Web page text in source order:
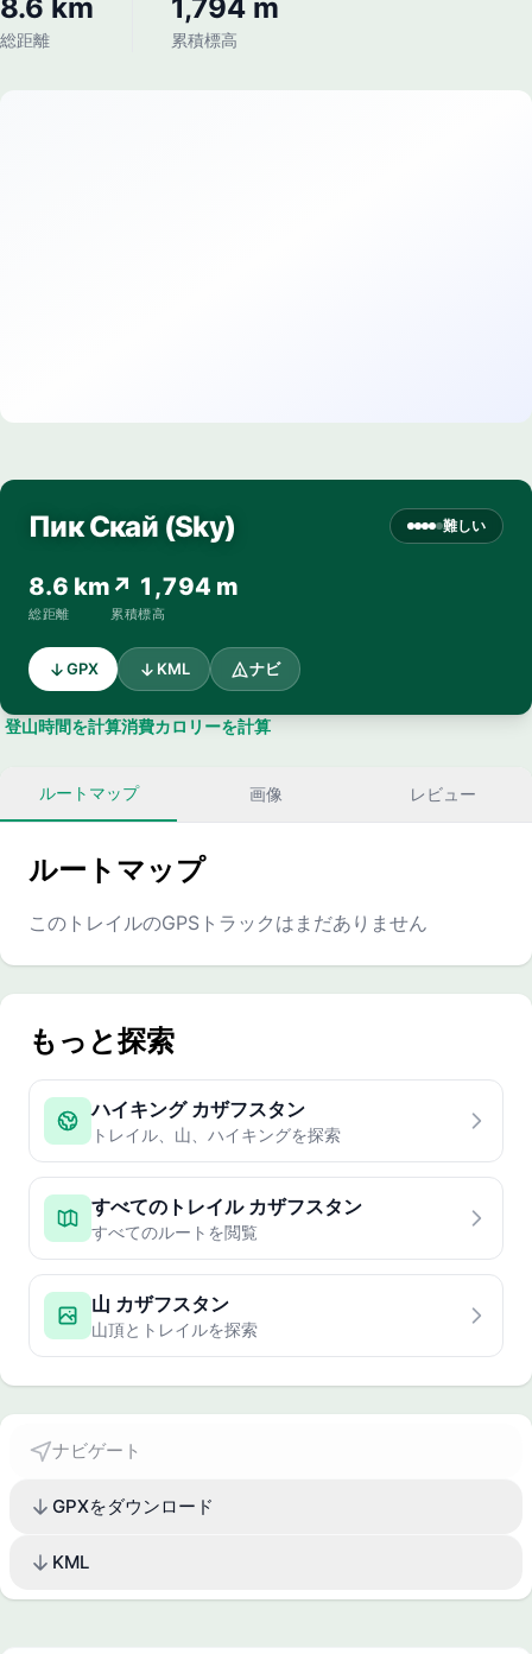
8.6 km
総距離
1,794 m
累積標高
Пик Скай (Sky) 難しい
8.6 km
総距離
↗ 1,794 m
累積標高
GPX KML ナビ
登山時間を計算消費カロリーを計算
ルートマップ 画像 レビュー
ルートマップ
このトレイルのGPSトラックはまだありません
もっと探索
ハイキング カザフスタン
トレイル、山、ハイキングを探索
すべてのトレイル カザフスタン
すべてのルートを閲覧
山 カザフスタン
山頂とトレイルを探索
ナビゲート
GPXをダウンロード
KML